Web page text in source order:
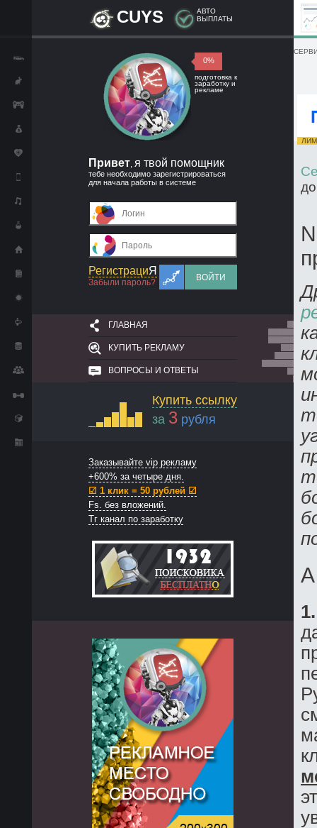
CUYS
АВТО
ВЫПЛАТЫ
0%
подготовка к
заработку и
рекламе
Привет я твой помощник
тебе необходимо зарегистрироваться
для начала работы в системе
РегистрациЯ
Забыли пароль?
ВОЙТИ
ГЛАВНАЯ
КУПИТЬ РЕКЛАМУ
ВОПРОСЫ И ОТВЕТЫ
Купить ссылку
за 3 рубля
Заказывайте vip рекламу
+600% за четыре дня.
☑ 1 клик = 50 рублей ☑
Fs. без вложений.
Тг канал по заработку
А
1.